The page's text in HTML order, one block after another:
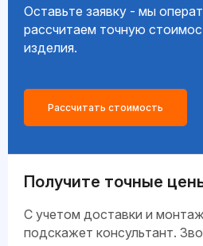
Оставьте заявку - мы
рассчитаем точную
изделия.
Рассчитать стоимость
Получите точные
C учетом доставки и
подскажет консультант.